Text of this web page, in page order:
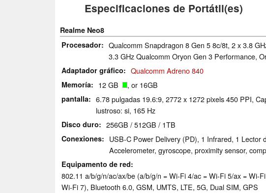
Especificaciones de Portátil(es)
Realme Neo8
Procesador
Qualcomm Snapdragon 8 Gen 5 8c/8t, 2 x 3.8
3.3 GHz Qualcomm Oryon Gen 3 Performance,
Adaptador gráfico Qualcomm Adreno 840
Memoría 12 GB , or 16GB
pantalla
6.78 pulgadas 19.6:9, 2772 x 1272 pixels 450 PPI,
lustroso: si, 165 Hz
Disco duro 256GB / 512GB / 1TB
Conexiones
USB-C Power Delivery (PD), 1 Infrared, 1 Lector
Accelerometer, gyroscope, proximity sensor,
Equipamento de red
802.11 a/​b/​g/​n/​ac/​ax/​be (a/b/g/n = Wi-Fi 4/ac = Wi-Fi 5/ax = Wi-
Wi-Fi 7), Bluetooth 6.0, GSM, UMTS, LTE, 5G, Dual SIM, GPS